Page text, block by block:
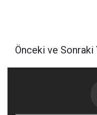
Önceki ve Sonraki